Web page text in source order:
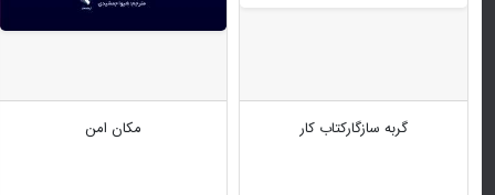
گربه سازگارکتاب کار مکان امن